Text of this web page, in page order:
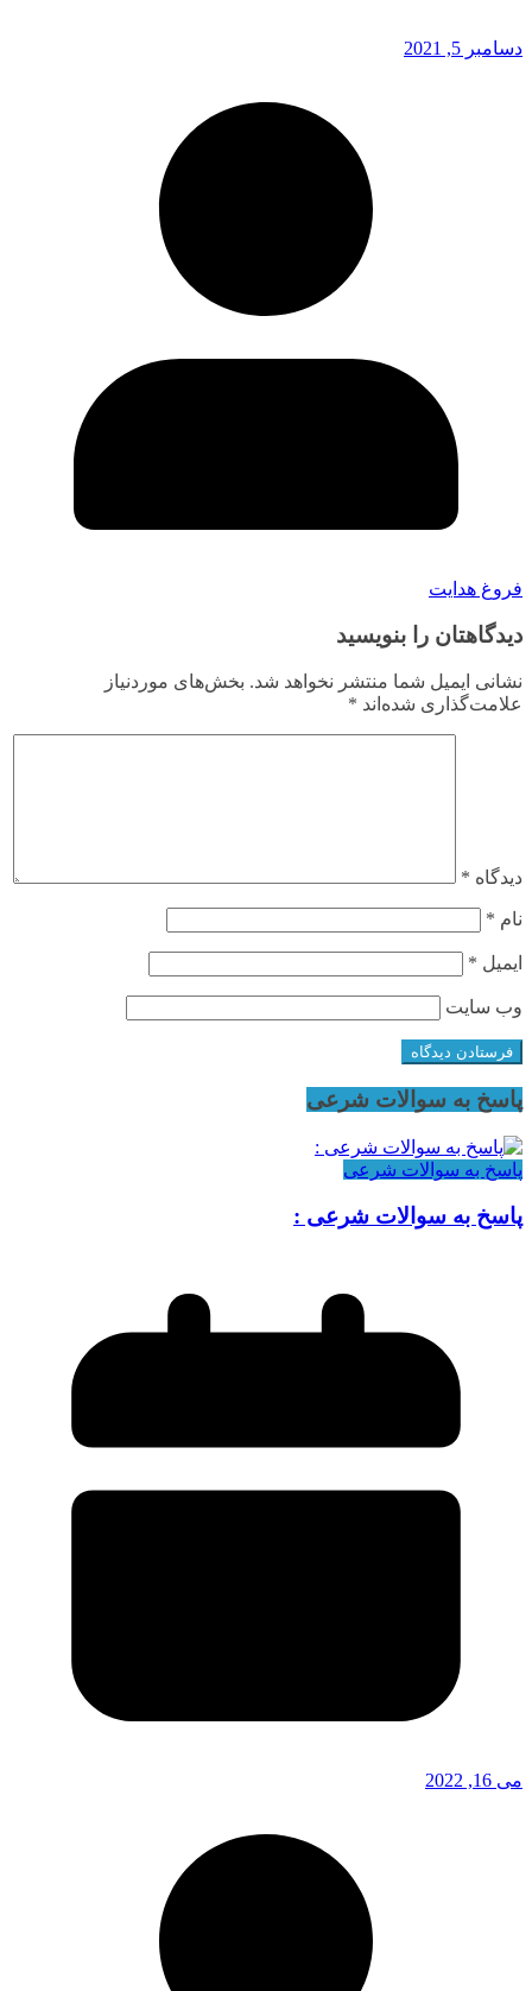
دسامبر 5, 2021
فروغ هدایت
دیدگاهتان را بنویسید
نشانی ایمیل شما منتشر نخواهد شد. بخش‌های موردنیاز
علامت‌گذاری شده‌اند *
دیدگاه *
نام *
ایمیل *
وب‌ سایت
پاسخ به سوالات شرعی
پاسخ به سوالات شرعی
پاسخ به سوالات شرعی :
می 16, 2022